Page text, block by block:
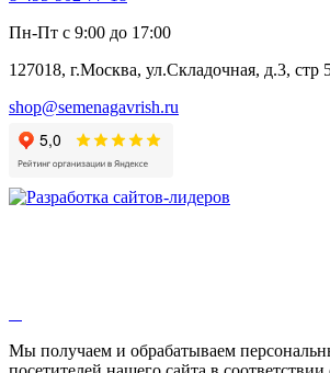
Бессмертник
Валериана
Валерианелла
Гибискус лекарственный
Девясил
Душица
Змееголовник
Мыльнянка
Пн-Пт с 9:00 до 17:00
127018, г.Москва, ул.Складочная, д.3, стр
shop@semenagavrish.ru
Мы получаем и обрабатываем